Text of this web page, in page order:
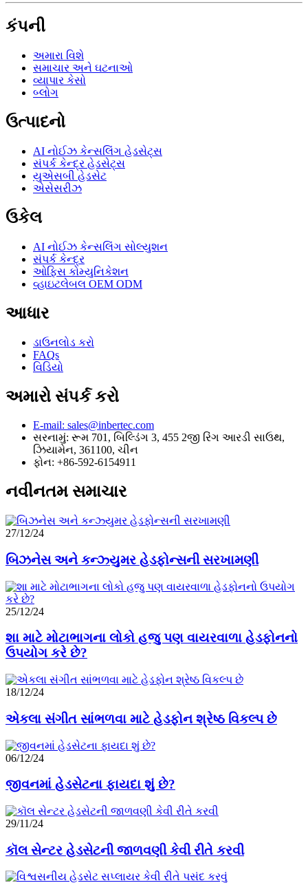
કંપની
અમારા વિશે
સમાચાર અને ઘટનાઓ
વ્યાપાર કેસો
બ્લોગ
ઉત્પાદનો
AI નોઈઝ કેન્સલિંગ હેડસેટ્સ
સંપર્ક કેન્દ્ર હેડસેટ્સ
યુએસબી હેડસેટ
એસેસરીઝ
ઉકેલ
AI નોઈઝ કેન્સલિંગ સોલ્યુશન
સંપર્ક કેન્દ્ર
ઓફિસ કોમ્યુનિકેશન
વ્હાઇટલેબલ OEM ODM
આધાર
ડાઉનલોડ કરો
FAQs
વિડિયો
અમારો સંપર્ક કરો
E-mail: sales@inbertec.com
સરનામું: રૂમ 701, બિલ્ડિંગ 3, 455 2જી રિંગ આરડી સાઉથ,
ઝિયામેન, 361100, ચીન
ફોન: +86-592-6154911
નવીનતમ સમાચાર
27/12/24
બિઝનેસ અને કન્ઝ્યુમર હેડફોન્સની સરખામણી
25/12/24
શા માટે મોટાભાગના લોકો હજુ પણ વાયરવાળા હેડફોનનો
ઉપયોગ કરે છે?
18/12/24
એકલા સંગીત સાંભળવા માટે હેડફોન શ્રેષ્ઠ વિકલ્પ છે
06/12/24
જીવનમાં હેડસેટના ફાયદા શું છે?
29/11/24
કૉલ સેન્ટર હેડસેટની જાળવણી કેવી રીતે કરવી